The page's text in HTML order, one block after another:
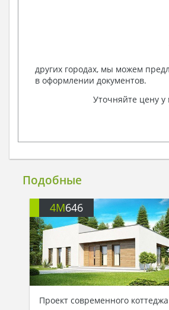
других городах, мы можем
в оформлении документов.
Уточняйте цену
Подобные
4M646
Проект современного коттеджа